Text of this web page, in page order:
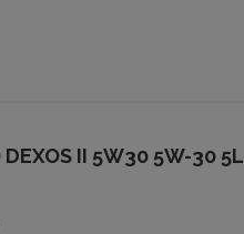
DEXOS II 5W30 5W-30